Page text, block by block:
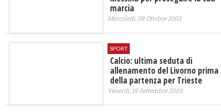
marcia
Mercoledì, 08 Ottobre 2003
SPORT
Calcio: ultima seduta di
allenamento del Livorno prima
della partenza per Trieste
Venerdì, 19 Settembre 2003